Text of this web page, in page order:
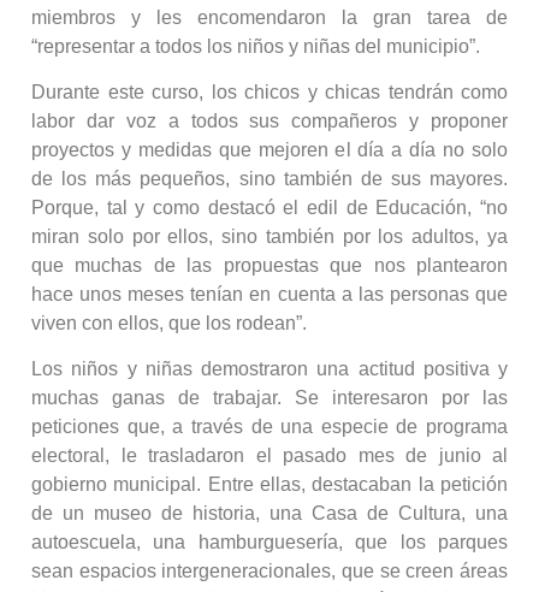
miembros y les encomendaron la gran tarea de
“representar a todos los niños y niñas del municipio”.
Durante este curso, los chicos y chicas tendrán como
labor dar voz a todos sus compañeros y proponer
proyectos y medidas que mejoren el día a día no solo
de los más pequeños, sino también de sus mayores.
Porque, tal y como destacó el edil de Educación, “no
miran solo por ellos, sino también por los adultos, ya
que muchas de las propuestas que nos plantearon
hace unos meses tenían en cuenta a las personas que
viven con ellos, que los rodean”.
Los niños y niñas demostraron una actitud positiva y
muchas ganas de trabajar. Se interesaron por las
peticiones que, a través de una especie de programa
electoral, le trasladaron el pasado mes de junio al
gobierno municipal. Entre ellas, destacaban la petición
de un museo de historia, una Casa de Cultura, una
autoescuela, una hamburguesería, que los parques
sean espacios intergeneracionales, que se creen áreas